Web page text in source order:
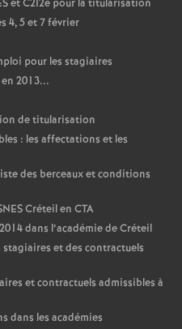
et C2I2e pour la titularisation
4, 5 et 7 février
pour les stagiaires
2013...
de titularisation
: les affectations et les
des berceaux et conditions
Créteil en CTA
dans l’académie de Créteil
et des contractuels
et contractuels admissibles à
dans les académies